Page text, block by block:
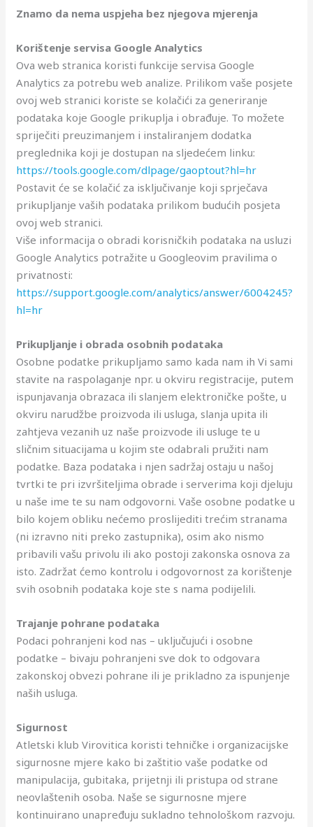
Znamo da nema uspjeha bez njegova mjerenja
Korištenje servisa Google Analytics
Ova web stranica koristi funkcije servisa Google
Analytics za potrebu web analize. Prilikom vaše posjete
ovoj web stranici koriste se kolačići za generiranje
podataka koje Google prikuplja i obrađuje. To možete
spriječiti preuzimanjem i instaliranjem dodatka
preglednika koji je dostupan na sljedećem linku:
https://tools.google.com/dlpage/gaoptout?hl=hr
Postavit će se kolačić za isključivanje koji sprječava
prikupljanje vaših podataka prilikom budućih posjeta
ovoj web stranici.
Više informacija o obradi korisničkih podataka na usluzi
Google Analytics potražite u Googleovim pravilima o
privatnosti:
https://support.google.com/analytics/answer/6004245?
hl=hr
Prikupljanje i obrada osobnih podataka
Osobne podatke prikupljamo samo kada nam ih Vi sami
stavite na raspolaganje npr. u okviru registracije, putem
ispunjavanja obrazaca ili slanjem elektroničke pošte, u
okviru narudžbe proizvoda ili usluga, slanja upita ili
zahtjeva vezanih uz naše proizvode ili usluge te u
sličnim situacijama u kojim ste odabrali pružiti nam
podatke. Baza podataka i njen sadržaj ostaju u našoj
tvrtki te pri izvršiteljima obrade i serverima koji djeluju
u naše ime te su nam odgovorni. Vaše osobne podatke u
bilo kojem obliku nećemo proslijediti trećim stranama
(ni izravno niti preko zastupnika), osim ako nismo
pribavili vašu privolu ili ako postoji zakonska osnova za
isto. Zadržat ćemo kontrolu i odgovornost za korištenje
svih osobnih podataka koje ste s nama podijelili.
Trajanje pohrane podataka
Podaci pohranjeni kod nas – uključujući i osobne
podatke – bivaju pohranjeni sve dok to odgovara
zakonskoj obvezi pohrane ili je prikladno za ispunjenje
naših usluga.
Sigurnost
Atletski klub Virovitica koristi tehničke i organizacijske
sigurnosne mjere kako bi zaštitio vaše podatke od
manipulacija, gubitaka, prijetnji ili pristupa od strane
neovlaštenih osoba. Naše se sigurnosne mjere
kontinuirano unapređuju sukladno tehnološkom razvoju.